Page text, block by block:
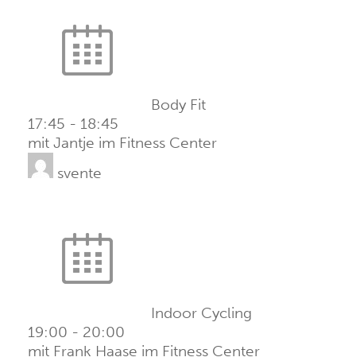
Body Fit
17:45 - 18:45
mit Jantje im Fitness Center
svente
Indoor Cycling
19:00 - 20:00
mit Frank Haase im Fitness Center